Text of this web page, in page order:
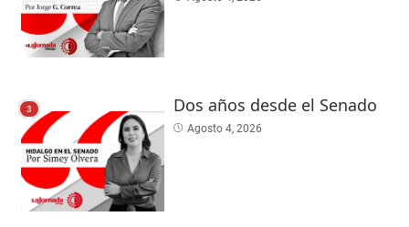
3 Dos años desde el Senado
Agosto 4, 2026